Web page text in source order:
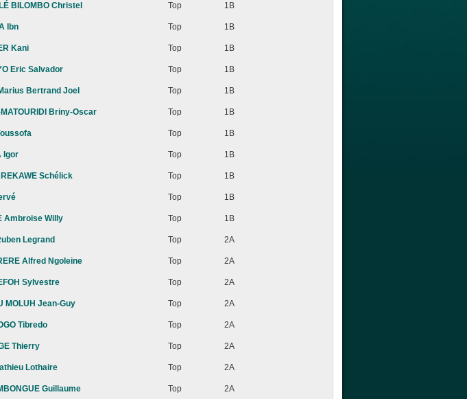
BILOMBO Christel Top 1B
Ibn Top 1B
Kani Top 1B
Eric Salvador Top 1B
Bertrand Joel Top 1B
Briny-Oscar Top 1B
Top 1B
Igor Top 1B
REKAWE Schélick Top 1B
Top 1B
Ambroise Willy Top 1B
Legrand Top 2A
Alfred Ngoleine Top 2A
Sylvestre Top 2A
MOLUH Jean-Guy Top 2A
Tibredo Top 2A
Thierry Top 2A
Lothaire Top 2A
Guillaume Top 2A